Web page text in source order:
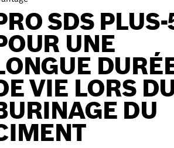
SDS
UNE
VIE LORS
DU